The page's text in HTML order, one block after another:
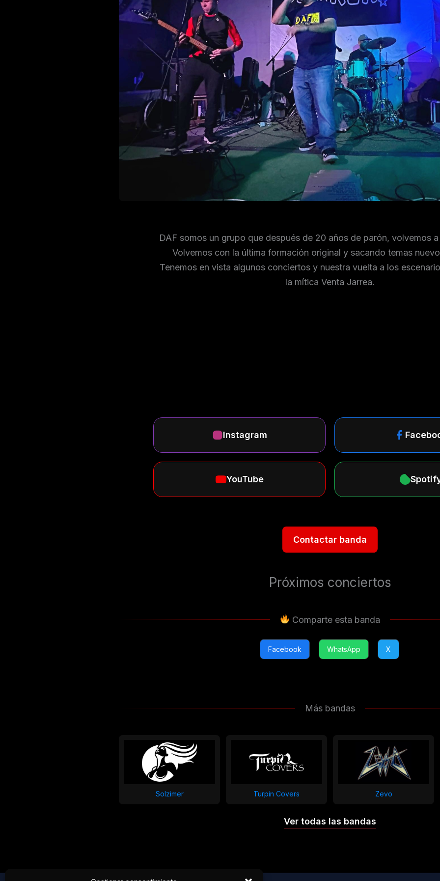
DAF somos un grupo que después de 20 años de parón, volvemos
Volvemos con la última formación original y sacando temas
Tenemos en vista algunos conciertos y nuestra vuelta a los
la mítica Venta Jarrea.
Instagram
YouTube
Contactar banda
Próximos conciertos
Comparte esta banda
Facebook WhatsApp X
Más bandas
Solzimer Turpin Covers Zevo
Ver todas las bandas